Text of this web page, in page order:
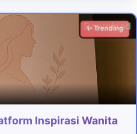
Download
✨ Trending
Inspirasi Wanita